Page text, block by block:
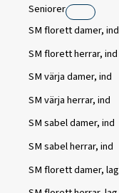
Seniorer
SM florett damer, ind
SM florett herrar, ind
SM värja damer, ind
SM värja herrar, ind
SM sabel damer, ind
SM sabel herrar, ind
SM florett damer, lag